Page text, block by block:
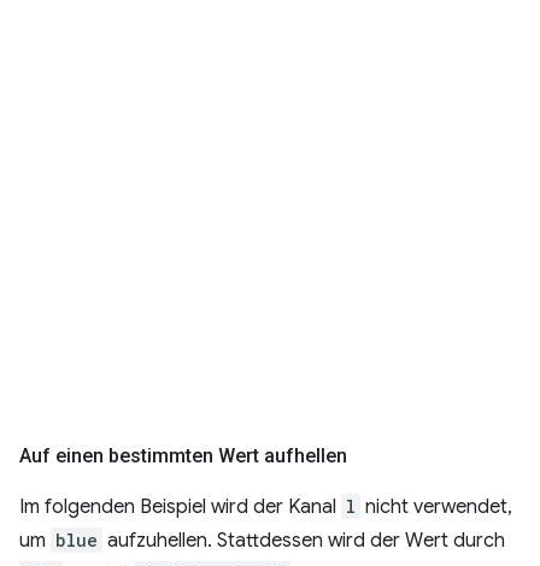
Auf einen bestimmten Wert aufhellen
Im folgenden Beispiel wird der Kanal l nicht verwendet,
um blue aufzuhellen. Stattdessen wird der Wert durch